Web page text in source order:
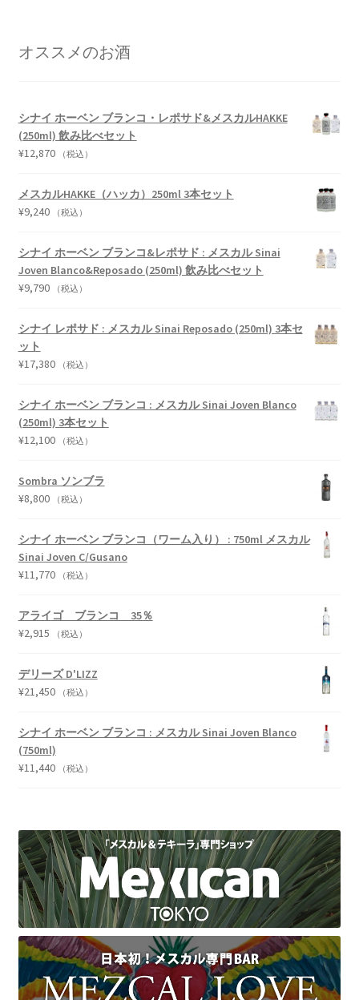
オススメのお酒
シナイ ホーベン ブランコ・レポサド&メスカルHAKKE
(250ml) 飲み比べセット
¥12,870 （税込）
メスカルHAKKE（ハッカ）250ml 3本セット
¥9,240 （税込）
シナイ ホーベン ブランコ&レポサド : メスカル Sinai
Joven Blanco&Reposado (250ml) 飲み比べセット
¥9,790 （税込）
シナイ レポサド : メスカル Sinai Reposado (250ml) 3本セ
ット
¥17,380 （税込）
シナイ ホーベン ブランコ : メスカル Sinai Joven Blanco
(250ml) 3本セット
¥12,100 （税込）
Sombra ソンブラ
¥8,800 （税込）
シナイ ホーベン ブランコ（ワーム入り） : 750ml メスカル
Sinai Joven C/Gusano
¥11,770 （税込）
アライゴ ブランコ 35％
¥2,915 （税込）
デリーズ D'LIZZ
¥21,450 （税込）
シナイ ホーベン ブランコ : メスカル Sinai Joven Blanco
(750ml)
¥11,440 （税込）